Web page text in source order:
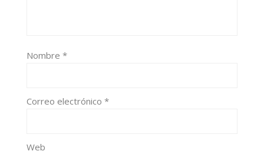
Nombre *
Correo electrónico *
Web